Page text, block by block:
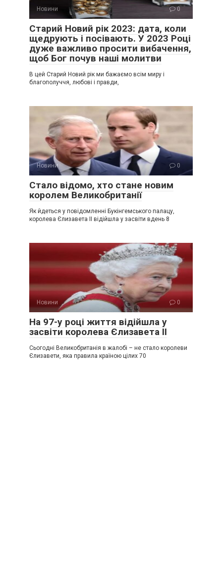
Новини 0
Старий Новий рік 2023: дата, коли
щедрують і посівають. У 2023 Році
дуже важливо просити вибачення,
щоб Бог почув наші молитви
В цей Старий Новий рік ми бажаємо всім миру і
благополуччя, любові і правди,
Новини 0
Стало відомо, хто стане новим
королем Великобританії
Як йдеться у повідомленні Букінгемського палацу,
королева Єлизавета ІІ відійшла у засвіти вдень 8
Новини 0
На 97-у році життя відійшла у
засвіти королева Єлизавета ІІ
Сьогодні Великобританія в жалобі – не стало королеви
Єлизавети, яка правила країною цілих 70